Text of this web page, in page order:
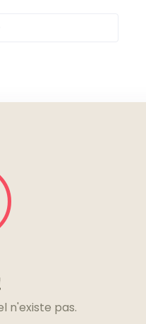
n'existe pas.